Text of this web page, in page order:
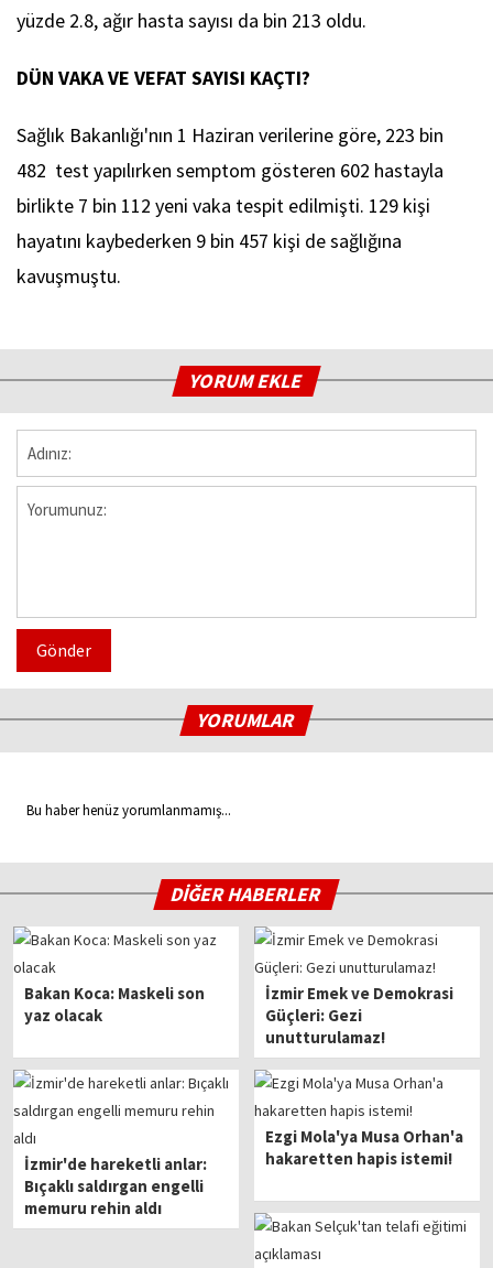
yüzde 2.8, ağır hasta sayısı da bin 213 oldu.
DÜN VAKA VE VEFAT SAYISI KAÇTI?
Sağlık Bakanlığı'nın 1 Haziran verilerine göre, 223 bin
482 test yapılırken semptom gösteren 602 hastayla
birlikte 7 bin 112 yeni vaka tespit edilmişti. 129 kişi
hayatını kaybederken 9 bin 457 kişi de sağlığına
kavuşmuştu.
YORUM EKLE
Gönder
YORUMLAR
Bu haber henüz yorumlanmamış...
DİĞER HABERLER
Bakan Koca: Maskeli son
yaz olacak
İzmir Emek ve Demokrasi
Güçleri: Gezi
unutturulamaz!
İzmir'de hareketli anlar:
Bıçaklı saldırgan engelli
memuru rehin aldı
Ezgi Mola'ya Musa Orhan'a
hakaretten hapis istemi!